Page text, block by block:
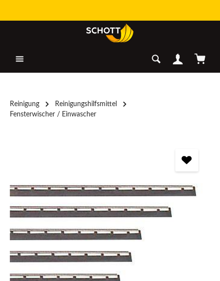
Reinigung
Reinigungshilfsmittel
Fensterwischer / Einwascher